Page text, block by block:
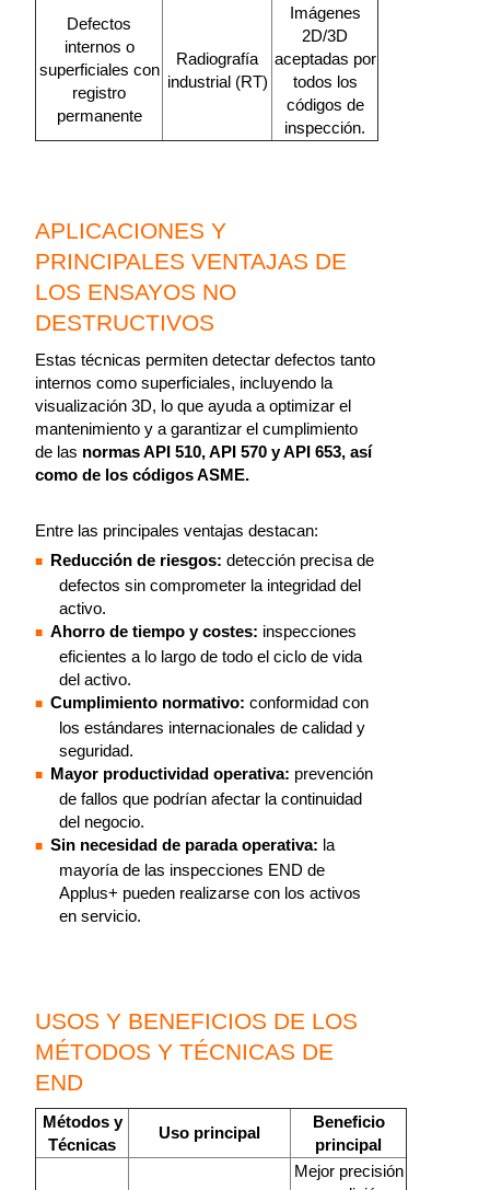
Defectos
internos o
superficiales con
registro
permanente
Radiografía
industrial (RT)
Imágenes
2D/3D
aceptadas por
todos los
códigos de
inspección.
APLICACIONES Y
PRINCIPALES VENTAJAS DE
LOS ENSAYOS NO
DESTRUCTIVOS
Estas técnicas permiten detectar defectos tanto
internos como superficiales, incluyendo la
visualización 3D, lo que ayuda a optimizar el
mantenimiento y a garantizar el cumplimiento
de las normas API 510, API 570 y API 653, así
como de los códigos ASME.
Entre las principales ventajas destacan:
Reducción de riesgos: detección precisa de
defectos sin comprometer la integridad del
activo.
Ahorro de tiempo y costes: inspecciones
eficientes a lo largo de todo el ciclo de vida
del activo.
Cumplimiento normativo: conformidad con
los estándares internacionales de calidad y
seguridad.
Mayor productividad operativa: prevención
de fallos que podrían afectar la continuidad
del negocio.
Sin necesidad de parada operativa: la
mayoría de las inspecciones END de
Applus+ pueden realizarse con los activos
en servicio.
USOS Y BENEFICIOS DE LOS
MÉTODOS Y TÉCNICAS DE
END
Métodos y
Técnicas
Uso principal
Beneficio
principal
Mejor precisión